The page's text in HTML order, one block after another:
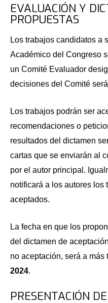
EVALUACIÓN Y
PROPUESTAS
Los trabajos candidatos a
Académico del Congreso
un Comité Evaluador
decisiones del Comité
Los trabajos podrán ser
recomendaciones o
resultados del dictamen
cartas que se enviarán al
por el autor principal.
notificará a los autores los
aceptados.
La fecha en que los
del dictamen de
no aceptación, será a más
2024.
PRESENTACIÓN